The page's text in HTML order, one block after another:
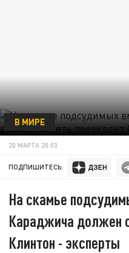
В МИРЕ
20 МАРТА 20:03
ПОДПИШИТЕСЬ:
На скамье
Караджича должен
Клинтон - эксперты